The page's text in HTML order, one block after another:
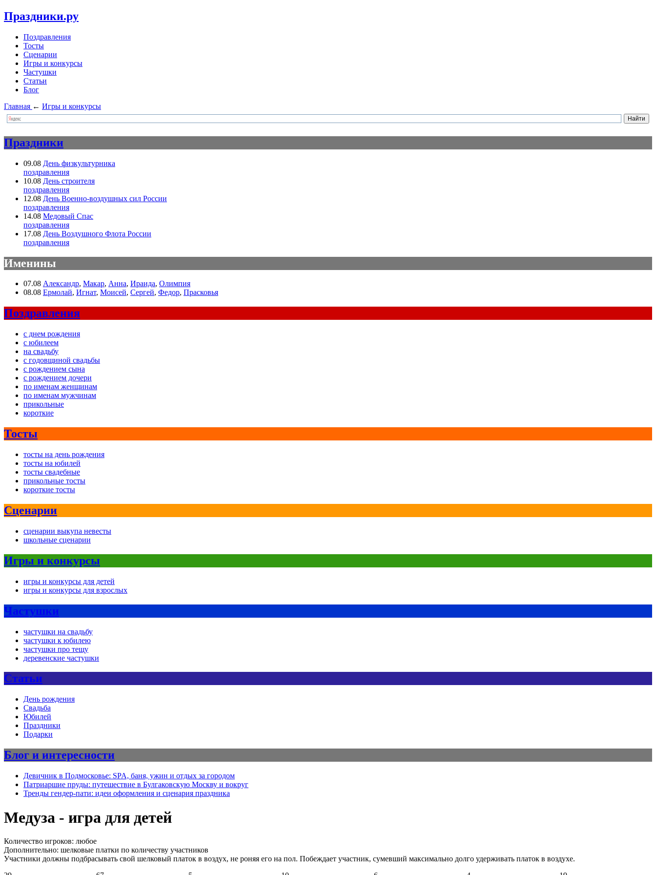
Праздники.ру
Поздравления
Тосты
Сценарии
Игры и конкурсы
Частушки
Статьи
Блог
Главная ← Игры и конкурсы
Праздники
09.08 День физкультурника
поздравления
10.08 День строителя
поздравления
12.08 День Военно-воздушных сил России
поздравления
14.08 Медовый Спас
поздравления
17.08 День Воздушного Флота России
поздравления
Именины
07.08 Александр, Макар, Анна, Ираида, Олимпия
08.08 Ермолай, Игнат, Моисей, Сергей, Федор, Прасковья
Поздравления
с днем рождения
с юбилеем
на свадьбу
с годовщиной свадьбы
с рождением сына
с рождением дочери
по именам женщинам
по именам мужчинам
прикольные
короткие
Тосты
тосты на день рождения
тосты на юбилей
тосты свадебные
прикольные тосты
короткие тосты
Сценарии
сценарии выкупа невесты
школьные сценарии
Игры и конкурсы
игры и конкурсы для детей
игры и конкурсы для взрослых
Частушки
частушки на свадьбу
частушки к юбилею
частушки про тещу
деревенские частушки
Статьи
День рождения
Свадьба
Юбилей
Праздники
Подарки
Блог и интересности
Девичник в Подмосковье: SPA, баня, ужин и отдых за городом
Патриаршие пруды: путешествие в Булгаковскую Москву и вокруг
Тренды гендер-пати: идеи оформления и сценария праздника
Медуза - игра для детей
Количество игроков: любое
Дополнительно: шелковые платки по количеству участников
Участники должны подбрасывать свой шелковый платок в воздух, не роняя его на пол. Побеждает участник, сумевший максимально долго удерживать платок в воздухе.